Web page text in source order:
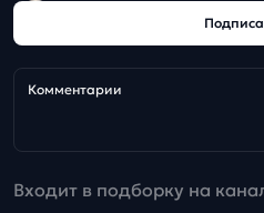
Комментарии
Входит в подборку на